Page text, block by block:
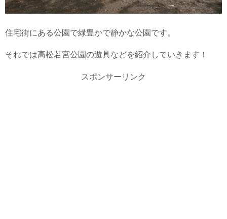
住宅街にある公園で緑豊かで静かな公園です。
それでは高松若宮公園の遊具などを紹介していきます！
スポンサーリンク